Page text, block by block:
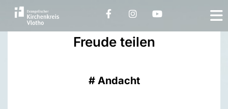
Freude teilen
# Andacht